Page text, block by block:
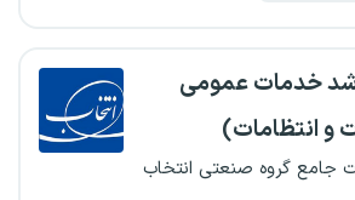
خدمات عمومی
و انتظامات)
جامع گروه صنعتی انتخاب